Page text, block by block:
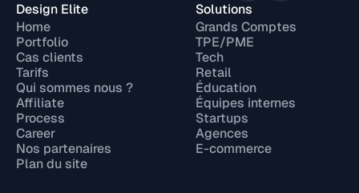
Design Elite
Home
Portfolio
Cas clients
Tarifs
Qui sommes nous ?
Affiliate
Process
Career
Nos partenaires
Plan du site
Solutions
Grands Comptes
TPE/PME
Tech
Retail
Éducation
Équipes internes
Startups
Agences
E-commerce